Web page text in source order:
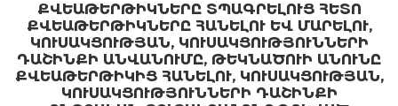
ՔՎԵԱԹԵՐԹԻԿՆԵՐԸ ՏՊԱԳՐԵԼՈՒՑ ՀԵՏՈ
ՔՎԵԱԹԵՐԹԻԿՆԵՐԸ ՀԱՆԵԼՈՒ ԵՎ ՄԱՐԵԼՈՒ,
ԿՈՒՍԱԿՑՈՒԹՅԱՆ, ԿՈՒՍԱԿՑՈՒԹՅՈՒՆՆԵՐԻ
ԴԱՇԻՆՔԻ ԱՆՎԱՆՈՒՄԸ, ԹԵԿՆԱԾՈՒԻ ԱՆՈՒՆԸ
ՔՎԵԱԹԵՐԹԻԿԻՑ ՀԱՆԵԼՈՒ, ԿՈՒՍԱԿՑՈՒԹՅԱՆ,
ԿՈՒՍԱԿՑՈՒԹՅՈՒՆՆԵՐԻ ԴԱՇԻՆՔԻ